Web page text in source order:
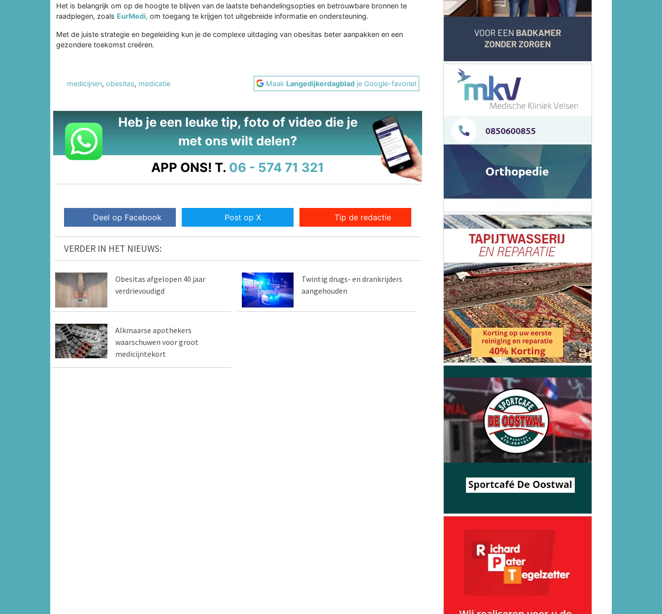
Het is belangrijk om op de hoogte te blijven van de laatste behandelingsopties en betrouwbare bronnen te
raadplegen, zoals EurMedi, om toegang te krijgen tot uitgebreide informatie en ondersteuning.
Met de juiste strategie en begeleiding kun je de complexe uitdaging van obesitas beter aanpakken en een
gezondere toekomst creëren.
medicijnen, obesitas, medicatie Maak Langedijkerdagblad je Google-favoriet
Heb je een leuke tip, foto of video die je
met ons wilt delen?
APP ONS! T. 06 - 574 71 321
Deel op Facebook Post op X Tip de redactie
VERDER IN HET NIEUWS:
Obesitas afgelopen 40 jaar
verdrievoudigd
Twintig drugs- en drankrijders
aangehouden
Alkmaarse apothekers
waarschuwen voor groot
medicijntekort